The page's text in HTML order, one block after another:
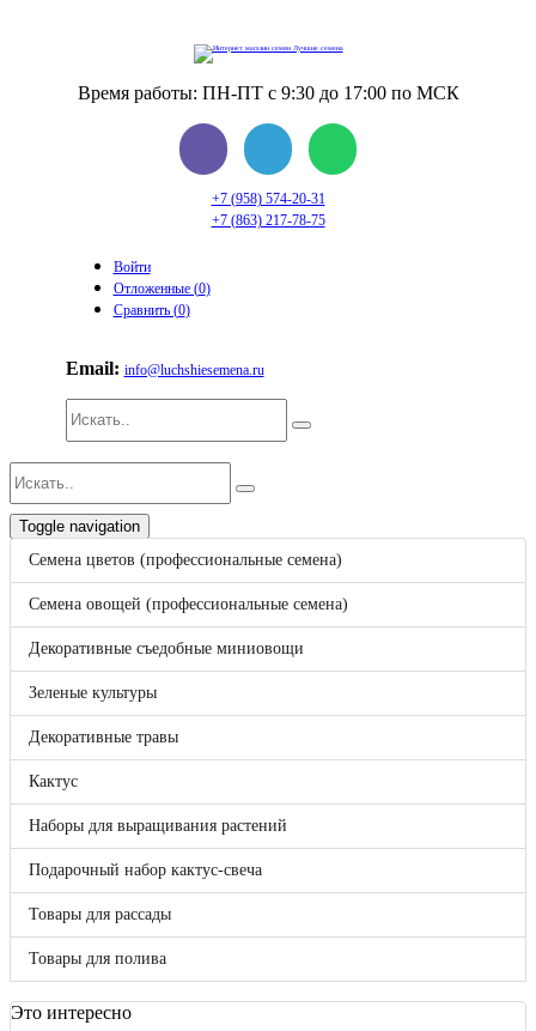
Время работы: ПН-ПТ с 9:30 до 17:00 по МСК
+7 (958) 574-20-31
+7 (863) 217-78-75
Войти
Отложенные (0)
Сравнить (0)
Email: info@luchshiesemena.ru
Toggle navigation
Бренды
Bejo
Benary
DLF (Дания)
FloraNova!
Hazera
Hem Genetics
Hem Zaden B.V.
Kieft
May Seed
Nunhems
Pan American
Seminis
Syngenta
Takii Europe
Vegetallis
ВНИИССОК
Гавриш
Семена цветов (профессиональные семена)
Семена овощей (профессиональные семена)
Декоративные съедобные миниовощи
Зеленые культуры
Декоративные травы
Кактус
Наборы для выращивания растений
Подарочный набор кактус-свеча
Товары для рассады
Товары для полива
Это интересно